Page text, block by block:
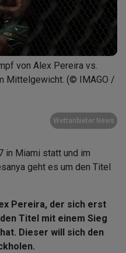
von Alex Pereira vs.
Mittelgewicht. (© IMAGO /
Wettanbieter News
in Miami statt und im
geht es um den Titel
Pereira, der sich erst
Titel mit einem Sieg
Dieser will sich den